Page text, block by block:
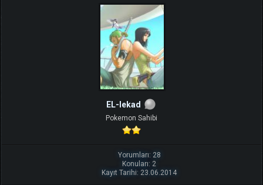
EL-lekad
Pokemon Sahibi
Yorumları: 28
Konuları: 2
Kayıt Tarihi: 23.06.2014